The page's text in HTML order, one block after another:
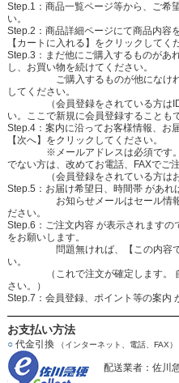
Step.1：商品一覧ページ等から、ご希
い。
Step.2：商品詳細ページにて商品内容
【カートに入れる】をクリックしてく
Step.3：まだ他にご購入するものがあ
し、お買い物を続けてください。
ご購入するものが他になければ
してください。
（会員登録をされている方はID
い。ここで新規に会員登録することも
Step.4：案内に沿ってお客様情報、お
【次へ】をクリックしてください。
※メールアドレスは必須です。携
でない方は、改めてお電話、FAXでご
（会員登録をされている方はお客
Step.5：お届け希望日、時間帯 があれ
お知らせメールはセール情報等
ださい。
Step.6：ご注文内容 が表示されます
をお願いします。
問題無ければ、【この内容で注
い。
（これで注文が確定します。 自
さい。）
Step.7：会員登録、ポイント等の案内
お支払い方法
○代金引換 （インターネット、電話、FAX）
配送業者：佐川